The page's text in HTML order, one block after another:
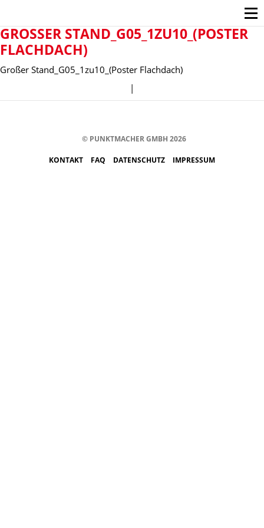
GROSSER STAND_G05_1ZU10_(POSTER F
LACHDACH)
Großer Stand_G05_1zu10_(Poster Flachdach)
|
© PUNKTMACHER GMBH 2026
KONTAKT FAQ DATENSCHUTZ IMPRESSUM